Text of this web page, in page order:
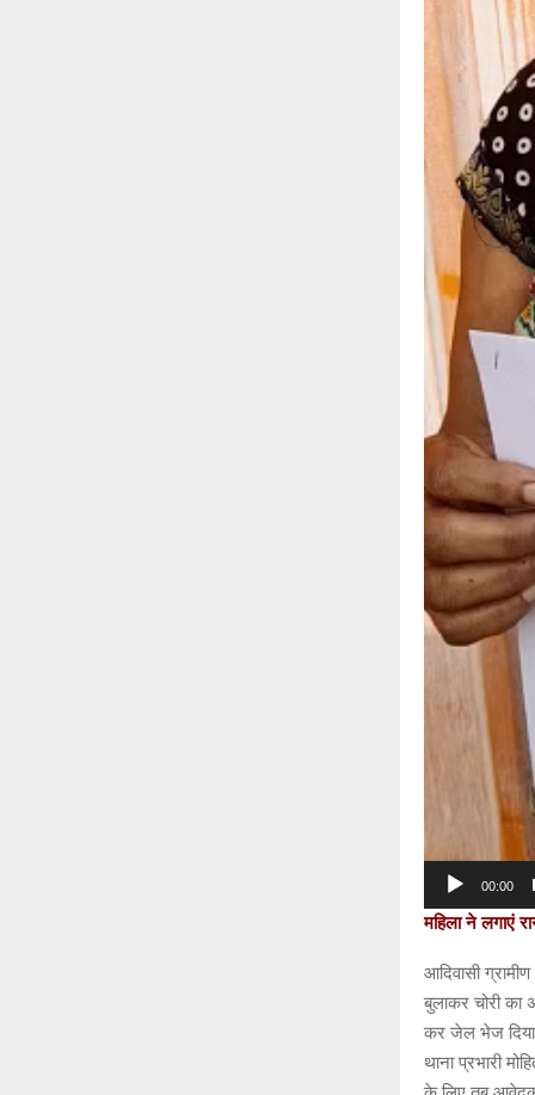
00:00
महिला ने लगाएं
आदिवासी
बुलाकर चोरी
कर जेल भेज दिया
थाना प्रभारी